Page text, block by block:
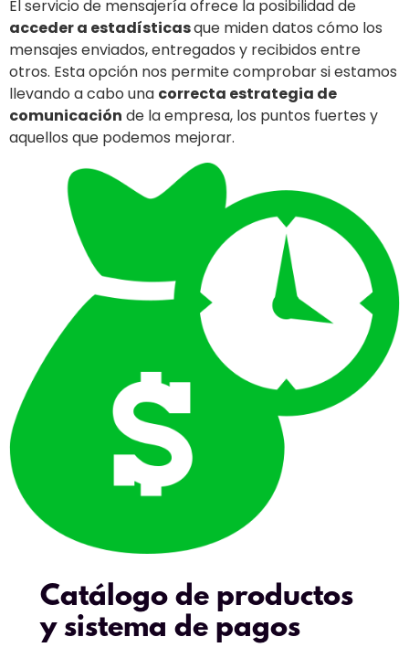
El servicio de mensajería ofrece la posibilidad de
acceder a estadísticasque miden datos cómo los
mensajes enviados, entregados y recibidos entre
otros. Esta opción nos permite comprobar si estamos
llevando a cabo una correcta estrategia de
comunicación de la empresa, los puntos fuertes y
aquellos que podemos mejorar.
Catálogo de productos
y sistema de pagos